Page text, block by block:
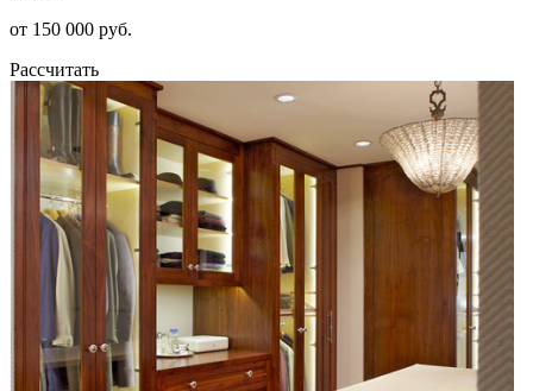
от 150 000 руб.
Рассчитать